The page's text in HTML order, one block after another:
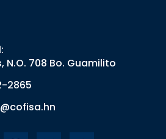
N.O. 708 Bo. Guamilito
2865